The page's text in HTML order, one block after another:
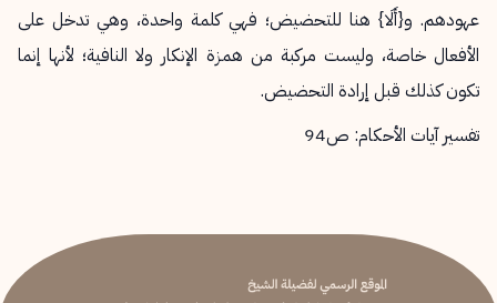
عهودهم. و{أَلَا} هنا للتحضيض؛ فهي كلمة واحدة، وهي تدخل على
الأفعال خاصة، وليست مركبة من همزة الإنكار ولا النافية؛ لأنها إنما
تكون كذلك قبل إرادة التحضيض.
تفسير آيات الأحكام: ص94